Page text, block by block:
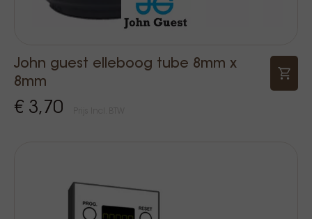
John guest elleboog tube 8mm x
8mm
€ 3,70